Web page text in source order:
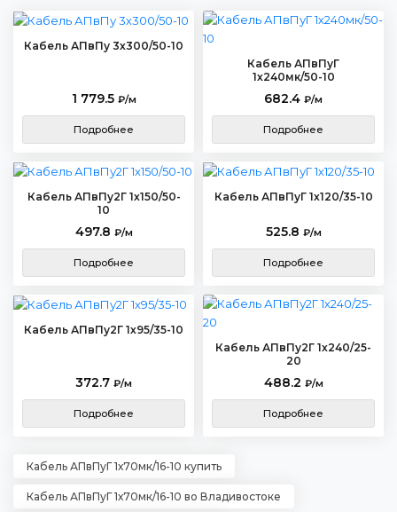
Кабель АПвПу 3х300/50-10
1 779.5 ₽/м
Подробнее
Кабель АПвПуГ
1х240мк/50-10
682.4 ₽/м
Подробнее
Кабель АПвПу2Г 1х150/50-
10
497.8 ₽/м
Подробнее
Кабель АПвПуГ 1х120/35-10
525.8 ₽/м
Подробнее
Кабель АПвПу2Г 1х95/35-10
372.7 ₽/м
Подробнее
Кабель АПвПу2Г 1х240/25-
20
488.2 ₽/м
Подробнее
Кабель АПвПуГ 1х70мк/16-10 купить
Кабель АПвПуГ 1х70мк/16-10 во Владивостоке